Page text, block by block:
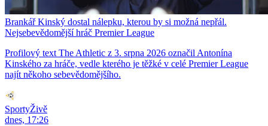
Brankář Kinský dostal nálepku, kterou by si možná nepřál.
Nejsebevědomější hráč Premier League
Profilový text The Athletic z 3. srpna 2026 označil Antonína
Kinského za hráče, vedle kterého je těžké v celé Premier League
najít někoho sebevědomějšího.
SportyŽivě
dnes, 17:26